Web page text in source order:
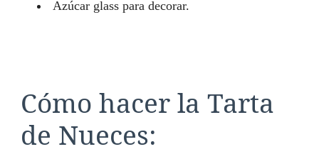
Azúcar glass para decorar.
Cómo hacer la Tarta
de Nueces: